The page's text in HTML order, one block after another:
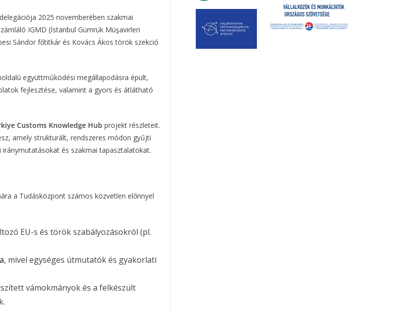
2025 novemberében szakmai
IGMD (İstanbul Gümrük Müşavirleri
Sándor főtitkár és Kovács Ákos török szekció
együttműködési megállapodásra épült,
fejlesztése, valamint a gyors és átlátható
Customs Knowledge Hub projekt részleteit.
amely strukturált, rendszeres módon gyűjti
és szakmai tapasztalatokat.
a Tudásközpont számos közvetlen előnnyel
EU-s és török szabályozásokról (pl.
, mivel egységes útmutatók és gyakorlati
vámokmányok és a felkészült